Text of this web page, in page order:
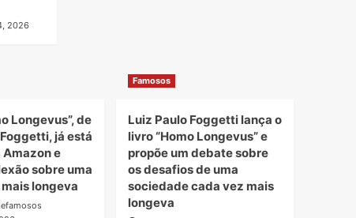
2026
Longevus”, de
já está
Amazon e
sobre uma
longeva
Famosos
Luiz Paulo Foggetti lança o
livro “Homo Longevus” e
propõe um debate sobre
os desafios de uma
sociedade cada vez mais
longeva